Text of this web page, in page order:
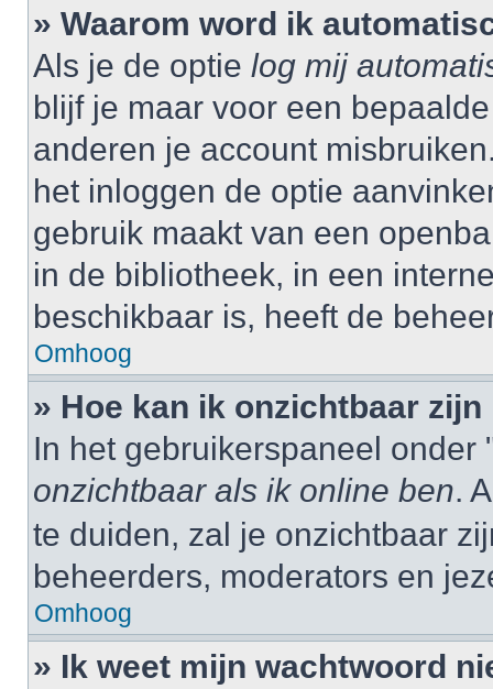
» Waarom word ik
Als je de optie log mij
blijf je maar voor een
anderen je account
het inloggen de optie
gebruik maakt van een
in de bibliotheek, in een
beschikbaar is, heeft de
Omhoog
» Hoe kan ik onzichtbaar
In het gebruikerspaneel
onzichtbaar als ik online ben.
te duiden, zal je onzichtbaar
beheerders, moderators en
Omhoog
» Ik weet mijn wachtwoord